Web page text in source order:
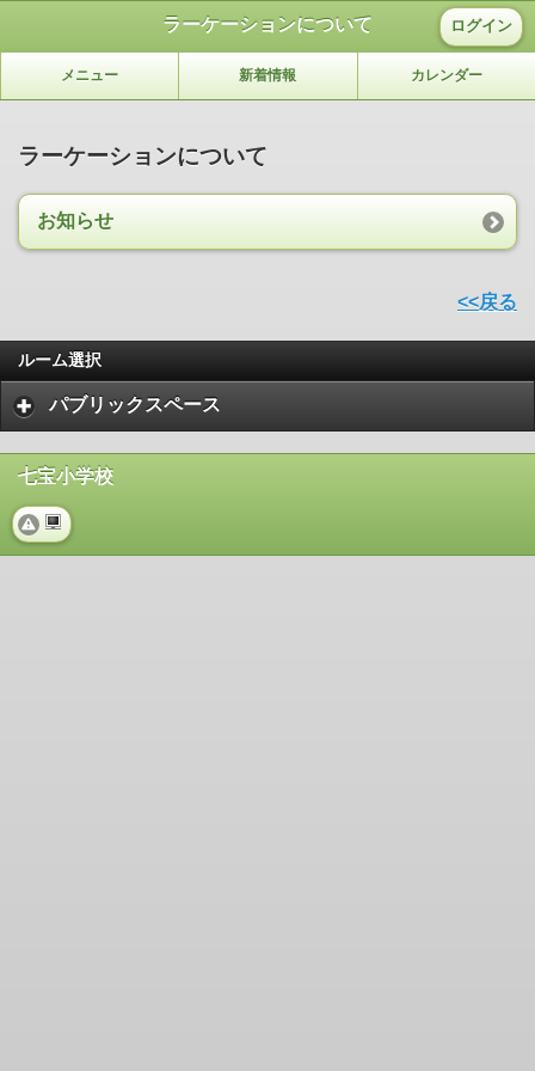
ラーケーションについて ログイン
メニュー 新着情報 カレンダー
ラーケーションについて
お知らせ
<<戻る
ルーム選択
パブリックスペース
七宝小学校